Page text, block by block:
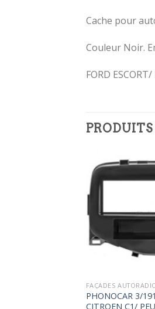
Cache pour
Couleur Noir.
FORD
FAÇADES
PHONOCAR 3/
CITROEN C1/